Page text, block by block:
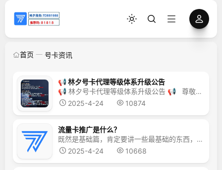
首页 号卡资讯
📢 林夕号卡代理等级体系升级公告
📢 林夕号卡代理等级体系升级公告 📢 尊敬的合作伙伴： 为更好地对标市场发展需求，赋能代理成长，林夕号卡将于5月准备上线启用全新代理等级制度！本次升级以「宇宙探索」为灵感，构建更清晰的晋升路径，助力每一位伙伴突破边界、共赢星海！ 🌌 新等级体系说明 1⃣ 星钻代理 标准：月激活≥100单/月 单笔...
2025-4-24
10874
流量卡推广是什么？
既然是基础篇，肯定要讲一些最基础的东西，这在小说里叫做世界观和设定。 我把线上号卡行业成为线上营业厅。而大家最熟悉的应该就是校园营业厅了。那么以校园营业厅为例。她是怎么经营的呢？办卡拿钱对吧？线上也是这样的。 然后咱们卡里的流量也从校园流量变成全国流量。咱们赚的钱呢，就是客户的话费分成，不过因为咱们以兼职为主，拿分成的话时间太久了。例如一张卡分成两年，一个月...
2025-4-24
10668